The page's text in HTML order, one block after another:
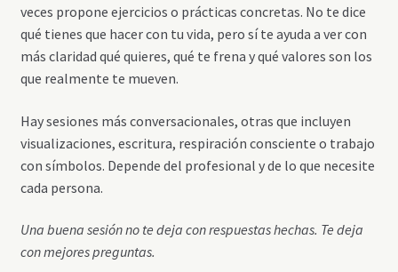
veces propone ejercicios o prácticas concretas. No te dice
qué tienes que hacer con tu vida, pero sí te ayuda a ver con
más claridad qué quieres, qué te frena y qué valores son los
que realmente te mueven.
Hay sesiones más conversacionales, otras que incluyen
visualizaciones, escritura, respiración consciente o trabajo
con símbolos. Depende del profesional y de lo que necesite
cada persona.
Una buena sesión no te deja con respuestas hechas. Te deja
con mejores preguntas.